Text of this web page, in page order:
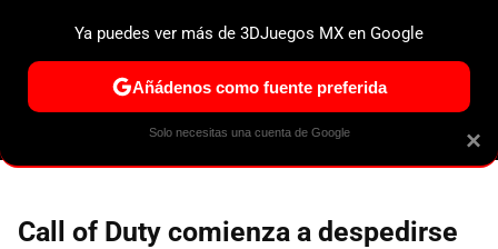
ESPECIALES PS5 NINTENDO SWITCH 2 XBOX
Call of Duty comienza a despedirse
×
Ya puedes ver más de 3DJuegos MX en Google
Añádenos como fuente preferida
Solo necesitas una cuenta de Google